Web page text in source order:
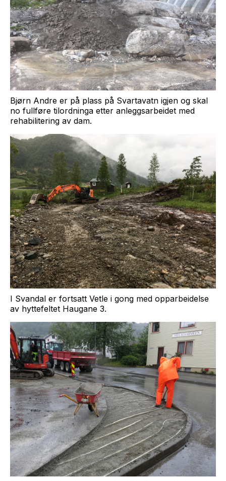
Bjørn Andre er på plass på Svartavatn igjen og skal
no fullføre tilordninga etter anleggsarbeidet med
rehabilitering av dam.
I Svandal er fortsatt Vetle i gong med opparbeidelse
av hyttefeltet Haugane 3.